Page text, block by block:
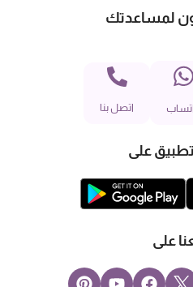
لمساعدتك
اتصل بنا
على
على